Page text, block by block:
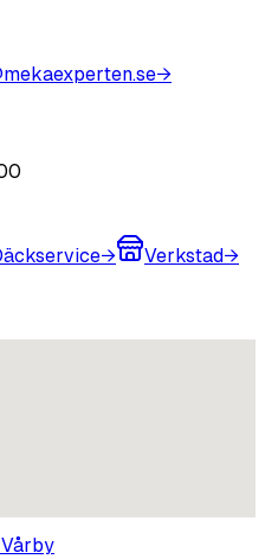
→
→ Verkstad→